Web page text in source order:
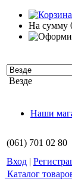
На сумму
Везде
Наши
(061) 701 02 80
Вход |
Каталог